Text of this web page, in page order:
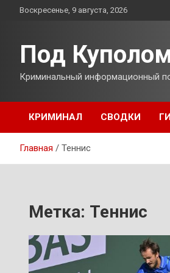
ПерейтиВоскресенье, 9 августа, 2026
Под
Криминальный информационный
КРИМИНАЛ СВОДКИ
Главная Теннис
Метка: Теннис